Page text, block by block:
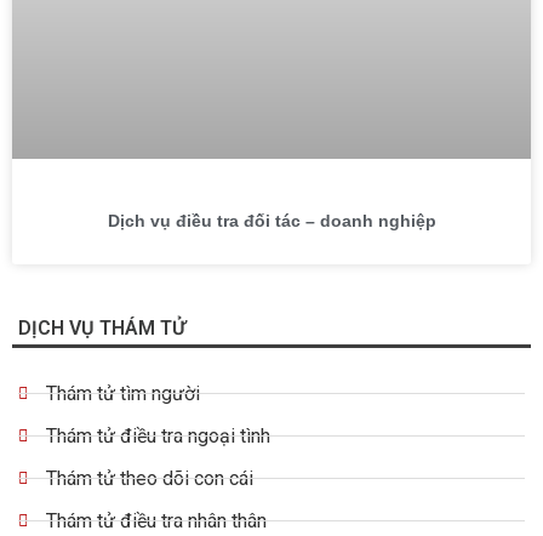
Dịch vụ điều tra đối tác – doanh nghiệp
DỊCH VỤ THÁM TỬ
Thám tử tìm người
Thám tử điều tra ngoại tình
Thám tử theo dõi con cái
Thám tử điều tra nhân thân